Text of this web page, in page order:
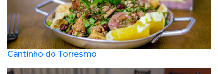
Cantinho do Torresmo